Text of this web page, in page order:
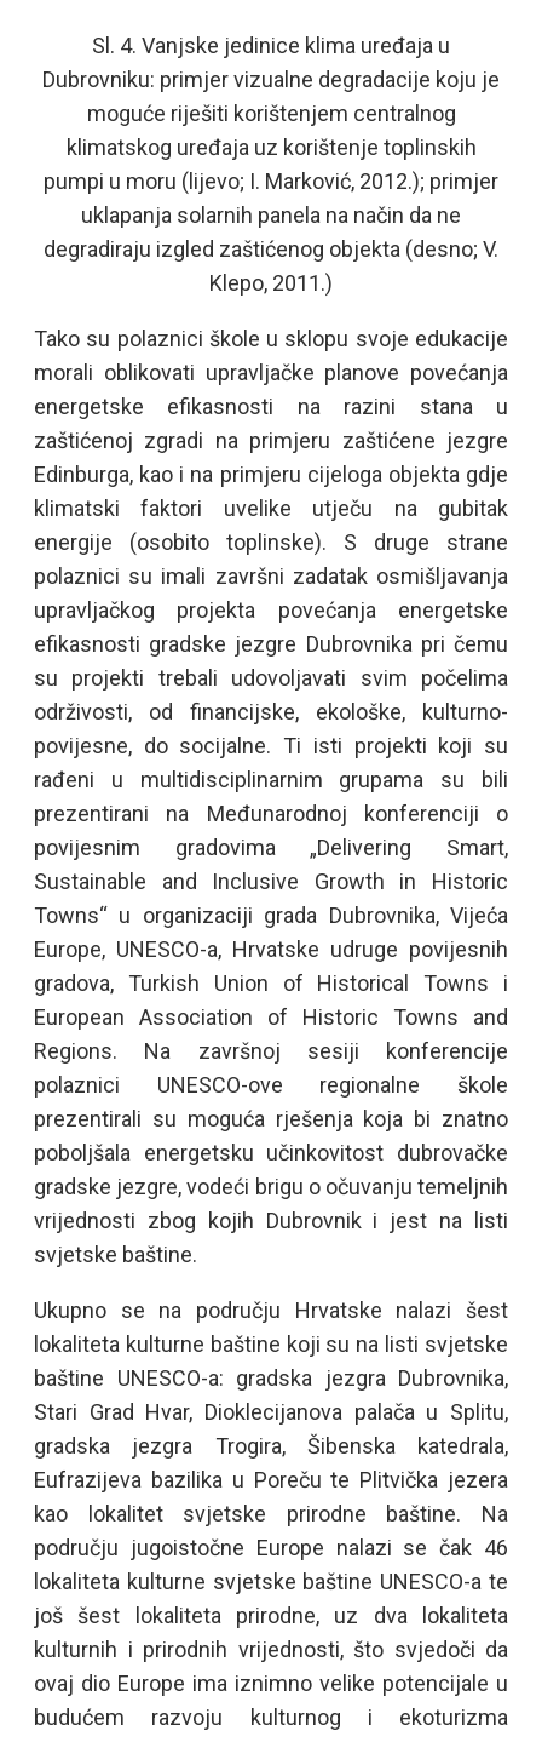
Sl. 4. Vanjske jedinice klima uređaja u
Dubrovniku: primjer vizualne degradacije koju je
moguće riješiti korištenjem centralnog
klimatskog uređaja uz korištenje toplinskih
pumpi u moru (lijevo; I. Marković, 2012.); primjer
uklapanja solarnih panela na način da ne
degradiraju izgled zaštićenog objekta (desno; V.
Klepo, 2011.)
Tako su polaznici škole u sklopu svoje edukacije
morali oblikovati upravljačke planove povećanja
energetske efikasnosti na razini stana u
zaštićenoj zgradi na primjeru zaštićene jezgre
Edinburga, kao i na primjeru cijeloga objekta gdje
klimatski faktori uvelike utječu na gubitak
energije (osobito toplinske). S druge strane
polaznici su imali završni zadatak osmišljavanja
upravljačkog projekta povećanja energetske
efikasnosti gradske jezgre Dubrovnika pri čemu
su projekti trebali udovoljavati svim počelima
održivosti, od financijske, ekološke, kulturno-
povijesne, do socijalne. Ti isti projekti koji su
rađeni u multidisciplinarnim grupama su bili
prezentirani na Međunarodnoj konferenciji o
povijesnim gradovima „Delivering Smart,
Sustainable and Inclusive Growth in Historic
Towns“ u organizaciji grada Dubrovnika, Vijeća
Europe, UNESCO-a, Hrvatske udruge povijesnih
gradova, Turkish Union of Historical Towns i
European Association of Historic Towns and
Regions. Na završnoj sesiji konferencije
polaznici UNESCO-ove regionalne škole
prezentirali su moguća rješenja koja bi znatno
poboljšala energetsku učinkovitost dubrovačke
gradske jezgre, vodeći brigu o očuvanju temeljnih
vrijednosti zbog kojih Dubrovnik i jest na listi
svjetske baštine.
Ukupno se na području Hrvatske nalazi šest
lokaliteta kulturne baštine koji su na listi svjetske
baštine UNESCO-a: gradska jezgra Dubrovnika,
Stari Grad Hvar, Dioklecijanova palača u Splitu,
gradska jezgra Trogira, Šibenska katedrala,
Eufrazijeva bazilika u Poreču te Plitvička jezera
kao lokalitet svjetske prirodne baštine. Na
području jugoistočne Europe nalazi se čak 46
lokaliteta kulturne svjetske baštine UNESCO-a te
još šest lokaliteta prirodne, uz dva lokaliteta
kulturnih i prirodnih vrijednosti, što svjedoči da
ovaj dio Europe ima iznimno velike potencijale u
budućem razvoju kulturnog i ekoturizma